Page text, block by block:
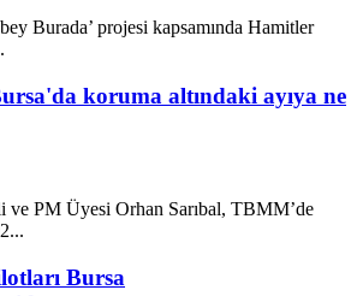
Burada’ projesi kapsamında Hamitler
koruma altındaki ayıya ne
PM Üyesi Orhan Sarıbal, TBMM’de
Bursa